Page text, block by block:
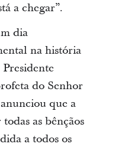
a chegar”.
dia
na história
do Senhor
que a
as bênçãos
a todos os